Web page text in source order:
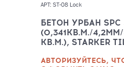
АРТ: ST-08 Lock
БЕТОН УРБАН
(0,341КВ.М./
КВ.М.), STARKER
АВТОРИЗУЙТЕСЬ,